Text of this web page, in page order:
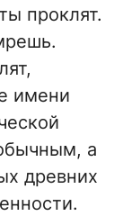
проклят.
имени
а
древних